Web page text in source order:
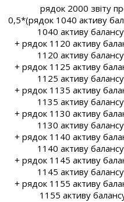
рядок 2000 звіту
0,5*(рядок 1040 активу
1040 активу
+ рядок 1120 активу
1120 активу
+ рядок 1125 активу
1125 активу
+ рядок 1135 активу
1135 активу
+ рядок 1130 активу
1130 активу
+ рядок 1140 активу
1140 активу
+ рядок 1145 активу
1145 активу
+ рядок 1155 активу
1155 активу